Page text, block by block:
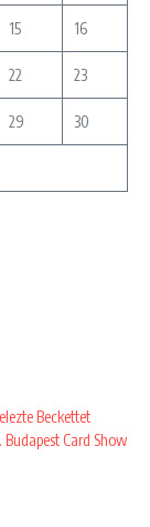
15 16
22 23
29 30
Beckettet
Card Show